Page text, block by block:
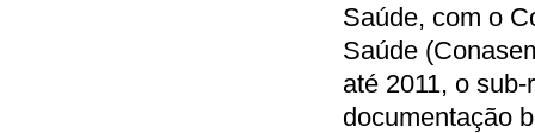
Saúde, com o
Saúde
até 2011, o
documentação